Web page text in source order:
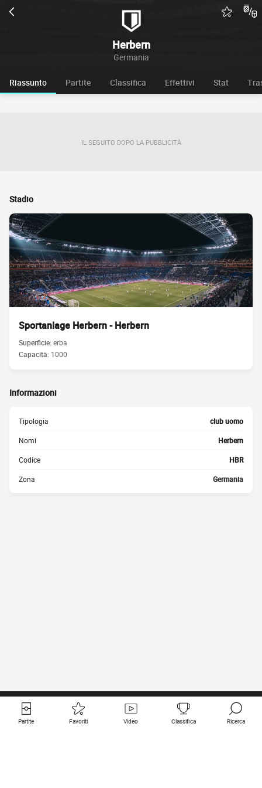
Herbern
Germania
Riassunto Partite Classifica Effettivi Stat
IL SEGUITO DOPO LA PUBBLICITÀ
Stadio
Sportanlage Herbern - Herbern
Superficie:erba
Capacità: 1000
Informazioni
Tipologia club uomo
Nomi Herbern
Codice HBR
Zona Germania
Partite Favoriti Video Classifica Ricerca